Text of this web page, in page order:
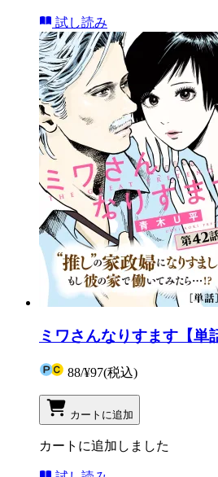
試し読み
ミワさんなりすます【単
88/¥97(税込)
カートに追加
カートに追加しました